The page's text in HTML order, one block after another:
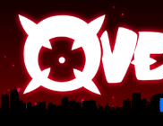
Aller
au
contenu
Aller
au
contenu